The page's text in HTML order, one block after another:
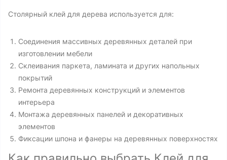
Столярный клей для дерева используется для:
Соединения массивных деревянных деталей при
изготовлении мебели
Склеивания паркета, ламината и других напольных
покрытий
Ремонта деревянных конструкций и элементов
интерьера
Монтажа деревянных панелей и декоративных
элементов
Фиксации шпона и фанеры на деревянных поверхностях